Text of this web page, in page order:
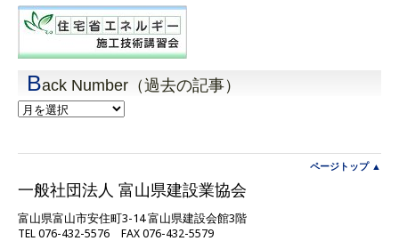
Back Number（過去の記事）
Back
Number（過
事）
ページトップ ▲
一般社団法人 富山県建設業協会
富山県富山市安住町3-14 富山県建設会館3階
TEL 076-432-5576 FAX 076-432-5579